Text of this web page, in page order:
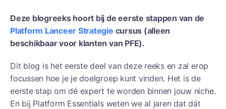
Deze blogreeks hoort bij de eerste stappen van de
Platform Lanceer Strategie cursus (alleen
beschikbaar voor klanten van PFE).
Dit blog is het eerste deel van deze reeks en zal erop
focussen hoe je je doelgroep kunt vinden. Het is de
eerste stap om dé expert te worden binnen jouw niche.
En bij Platform Essentials weten we al jaren dat dát